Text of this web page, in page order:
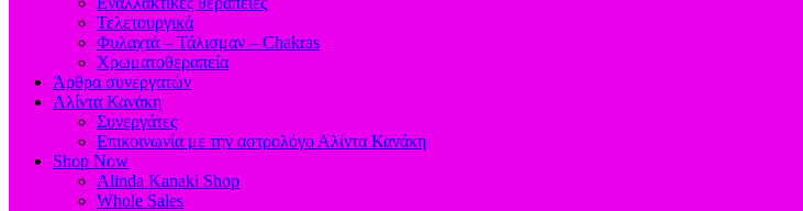
Τελετουργικά
Φυλαχτά – Τάλισμαν – Chakras
Χρωματοθεραπεία
Άρθρα συνεργατών
Αλίντα Κανάκη
Συνεργάτες
Επικοινωνία με την αστρολόγο Αλίντα Κανάκη
Shop Now
Alinda Kanaki Shop
Whole Sales